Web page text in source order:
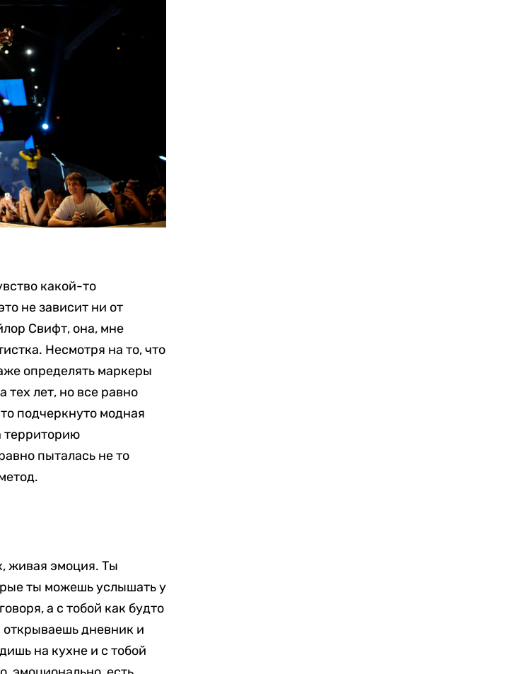
какой-то
не зависит ни от
Свифт, она, мне
Несмотря на то, что
определять маркеры
лет, но все равно
подчеркнуто модная
территорию
пыталась не то
живая эмоция. Ты
ты можешь услышать у
а с тобой как будто
открываешь дневник и
на кухне и с тобой